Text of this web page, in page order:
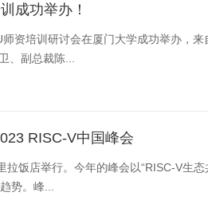
成功举办！
、副总裁陈...
RISC-V中国峰会
势。峰...